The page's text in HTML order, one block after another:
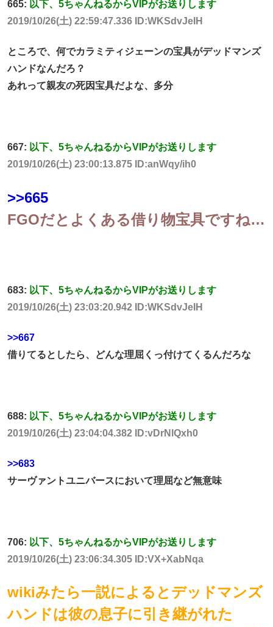
665: 以下、5ちゃんねるからVIPがお送りします
2019/10/26(土) 22:59:47.336 ID:WKSdvJeIH
ところで、何でカラミティジェーンの宝具がデッドマンズ
ハンドなんだろ？
あれって親友の死因宝具だよな、多分
667: 以下、5ちゃんねるからVIPがお送りします
2019/10/26(土) 23:00:13.875 ID:anWqy/ih0
>>665
FGOだとよくある借り物宝具ですね…
683: 以下、5ちゃんねるからVIPがお送りします
2019/10/26(土) 23:03:20.942 ID:WKSdvJeIH
>>667
借りてるとしたら、どんな理屈くっ付けてくるんだろな
688: 以下、5ちゃんねるからVIPがお送りします
2019/10/26(土) 23:04:04.382 ID:vDrNlQxh0
>>683
サーヴァントユニバースにおいて理屈など無意味
706: 以下、5ちゃんねるからVIPがお送りします
2019/10/26(土) 23:06:34.305 ID:VX+XabNqa
wikiみたら一説によるとデッドマンズ
ハンドは彼の息子に引き継がれた